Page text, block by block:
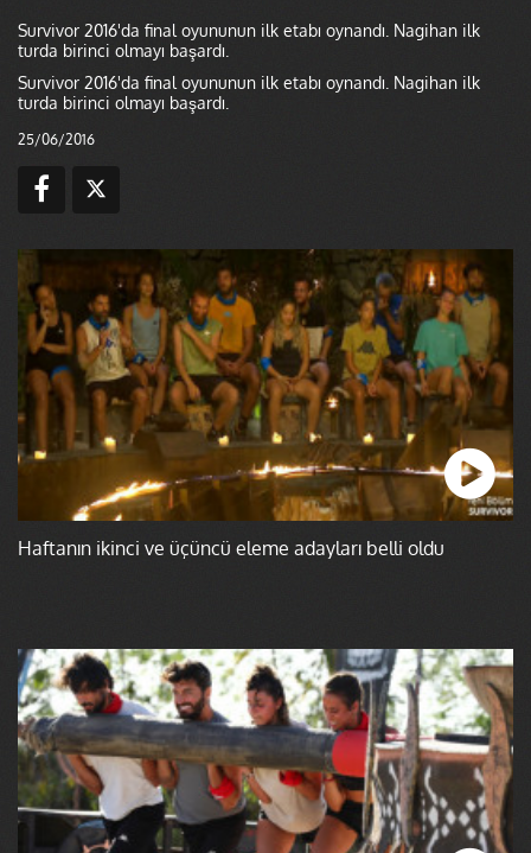
Survivor 2016'da final oyununun ilk etabı oynandı. Nagihan ilk
turda birinci olmayı başardı.
Survivor 2016'da final oyununun ilk etabı oynandı. Nagihan ilk
turda birinci olmayı başardı.
25/06/2016
Haftanın ikinci ve üçüncü eleme adayları belli oldu